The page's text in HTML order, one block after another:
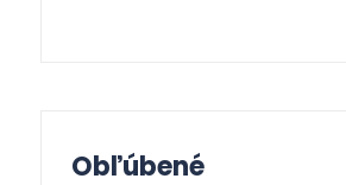
Obľúbené